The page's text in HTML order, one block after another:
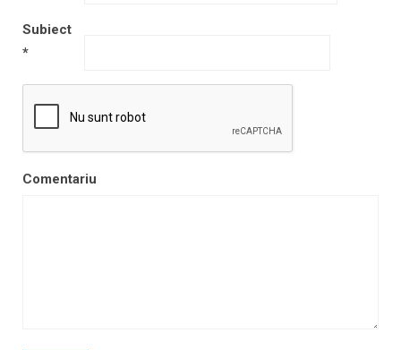
Subiect
*
Comentariu